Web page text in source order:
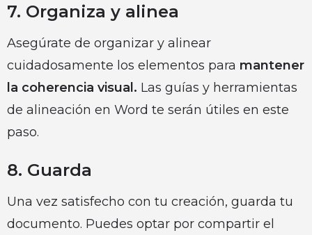
7. Organiza y alinea
Asegúrate de organizar y alinear
cuidadosamente los elementos para mantener
la coherencia visual. Las guías y herramientas
de alineación en Word te serán útiles en este
paso.
8. Guarda
Una vez satisfecho con tu creación, guarda tu
documento. Puedes optar por compartir el